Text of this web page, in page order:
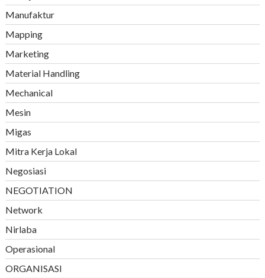
Manufaktur
Mapping
Marketing
Material Handling
Mechanical
Mesin
Migas
Mitra Kerja Lokal
Negosiasi
NEGOTIATION
Network
Nirlaba
Operasional
ORGANISASI